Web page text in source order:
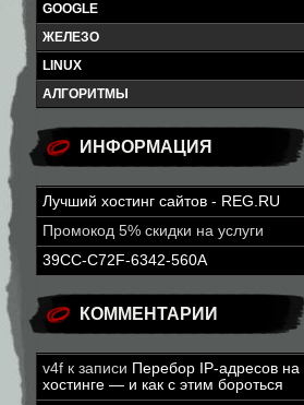
GOOGLE
ЖЕЛЕЗО
LINUX
АЛГОРИТМЫ
ИНФОРМАЦИЯ
Лучший хостинг сайтов - REG.RU
Промокод 5% скидки на услуги
39CC-C72F-6342-560A
КОММЕНТАРИИ
v4f к записи Перебор IP-адресов на
хостинге — и как с этим бороться